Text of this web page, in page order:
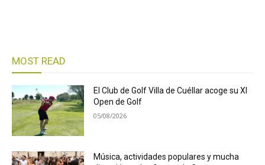
MOST READ
El Club de Golf Villa de Cuéllar acoge su XI
Open de Golf
05/08/2026
Música, actividades populares y mucha